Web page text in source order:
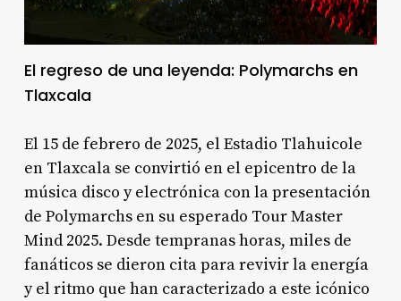
El regreso de una leyenda: Polymarchs en
Tlaxcala
El 15 de febrero de 2025, el Estadio Tlahuicole
en Tlaxcala se convirtió en el epicentro de la
música disco y electrónica con la presentación
de Polymarchs en su esperado Tour Master
Mind 2025. Desde tempranas horas, miles de
fanáticos se dieron cita para revivir la energía
y el ritmo que han caracterizado a este icónico